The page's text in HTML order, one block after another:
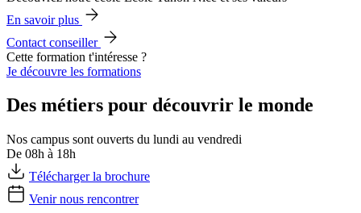
En savoir plus
Contact conseiller
Cette formation t'intéresse ?
Je découvre les formations
Des métiers pour découvrir le monde
Nos campus sont ouverts du lundi au vendredi
De 08h à 18h
Télécharger la brochure
Venir nous rencontrer